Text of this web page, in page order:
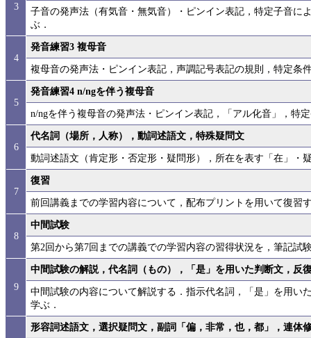
3
子音の発声法（有気音・無気音）・ピンイン表記，特定子音に
ぶ．
4
発音練習3 複母音
複母音の発声法・ピンイン表記，声調記号表記の規則，特定条
5
発音練習4 n/ngを伴う複母音
n/ngを伴う複母音の発声法・ピンイン表記，「アル化音」，特
6
代名詞（場所，人称），動詞述語文，特殊疑問文
動詞述語文（肯定形・否定形・疑問形），所在を表す「在」・
7
復習
前回講義までの学習内容について，配布プリントを用いて復習
8
中間試験
第2回から第7回までの講義での学習内容の習得状況を，筆記試
9
中間試験の解説，代名詞（もの），「是」を用いた判断文，反
中間試験の内容について解説する．指示代名詞，「是」を用い
学ぶ．
形容詞述語文，選択疑問文，副詞「偏，非常，也，都」，連体